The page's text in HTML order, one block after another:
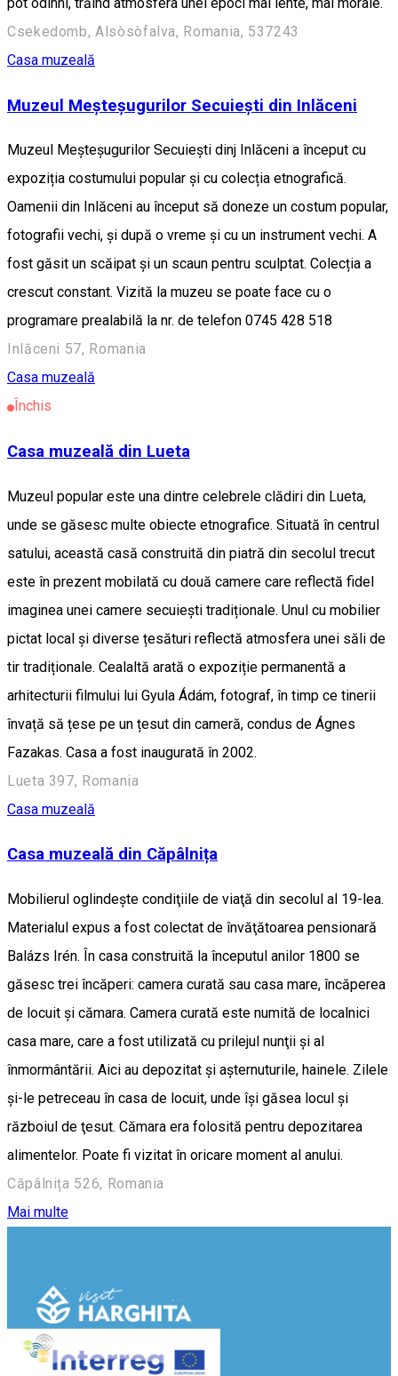
Csekedomb, Alsòsòfalva, Romania, 537243
Casa muzeală
Muzeul Meșteșugurilor Secuiești din Inlăceni
Muzeul Meșteșugurilor Secuiești dinj Inlăceni a început cu
expoziția costumului popular și cu colecția etnografică.
Oamenii din Inlăceni au început să doneze un costum popular,
fotografii vechi, și după o vreme și cu un instrument vechi. A
fost găsit un scăipat și un scaun pentru sculptat. Colecția a
crescut constant. Vizită la muzeu se poate face cu o
programare prealabilă la nr. de telefon 0745 428 518
Inlăceni 57, Romania
Casa muzeală
Închis
Casa muzeală din Lueta
Muzeul popular este una dintre celebrele clădiri din Lueta,
unde se găsesc multe obiecte etnografice. Situată în centrul
satului, această casă construită din piatră din secolul trecut
este în prezent mobilată cu două camere care reflectă fidel
imaginea unei camere secuiești tradiționale. Unul cu mobilier
pictat local și diverse țesături reflectă atmosfera unei săli de
tir tradiționale. Cealaltă arată o expoziție permanentă a
arhitecturii filmului lui Gyula Ádám, fotograf, în timp ce tinerii
învață să țese pe un țesut din cameră, condus de Ágnes
Fazakas. Casa a fost inaugurată în 2002.
Lueta 397, Romania
Casa muzeală
Casa muzeală din Căpâlnița
Mobilierul oglindeşte condiţiile de viaţă din secolul al 19-lea.
Materialul expus a fost colectat de învăţătoarea pensionară
Balázs Irén. În casa construită la începutul anilor 1800 se
găsesc trei încăperi: camera curată sau casa mare, încăperea
de locuit şi cămara. Camera curată este numită de localnici
casa mare, care a fost utilizată cu prilejul nunţii şi al
înmormântării. Aici au depozitat şi aşternuturile, hainele. Zilele
şi-le petreceau în casa de locuit, unde îşi găsea locul şi
războiul de ţesut. Cămara era folosită pentru depozitarea
alimentelor. Poate fi vizitat în oricare moment al anului.
Căpâlnița 526, Romania
Mai multe